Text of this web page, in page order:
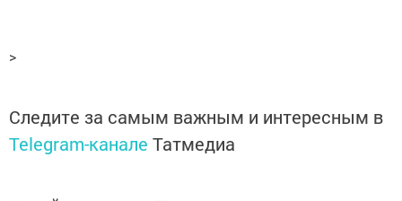
>
Следите за самым важным и интересным в
Telegram-канале Татмедиа